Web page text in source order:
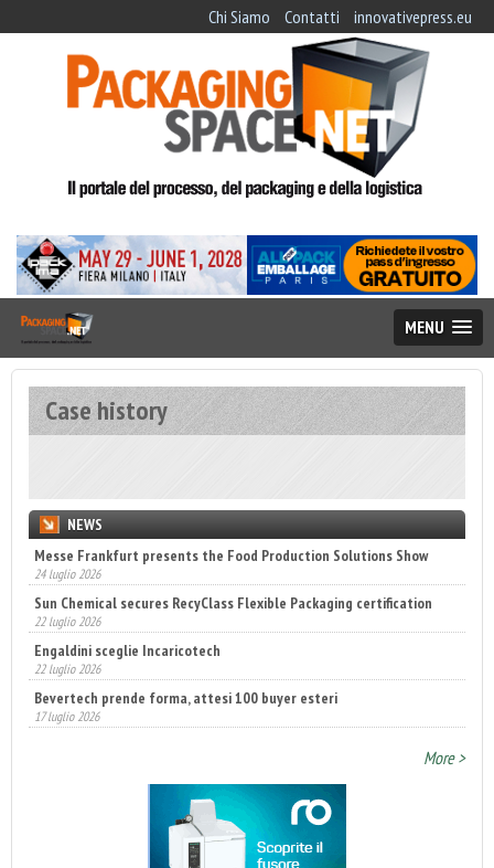
Chi Siamo Contatti innovativepress.eu
MENU
Case history
NEWS
Messe Frankfurt presents the Food Production Solutions Show
24 luglio 2026
Sun Chemical secures RecyClass Flexible Packaging certification
22 luglio 2026
Engaldini sceglie Incaricotech
22 luglio 2026
Bevertech prende forma, attesi 100 buyer esteri
17 luglio 2026
Annunciati i finalisti dei Diamonds Awards 2026 di FTA Europe
14 luglio 2026
More >